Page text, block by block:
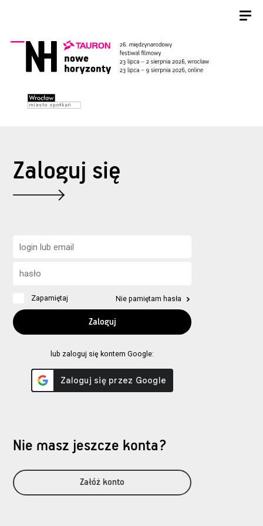
Zaloguj się
Zapamiętaj Nie pamiętam hasła
lub zaloguj się kontem Google:
Nie masz jeszcze konta?
Załóż konto